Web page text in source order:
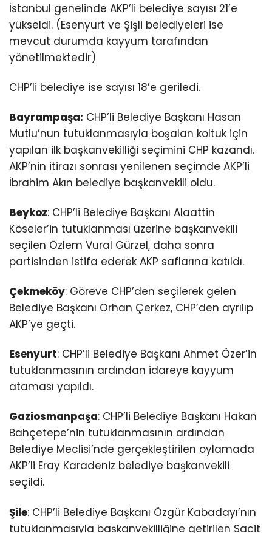
İstanbul genelinde AKP’li belediye sayısı 21’e
yükseldi. (Esenyurt ve Şişli belediyeleri ise
mevcut durumda kayyum tarafından
yönetilmektedir)
CHP’li belediye ise sayısı 18’e geriledi.
Bayrampaşa: CHP’li Belediye Başkanı Hasan
Mutlu’nun tutuklanmasıyla boşalan koltuk için
yapılan ilk başkanvekilliği seçimini CHP kazandı.
AKP’nin itirazı sonrası yenilenen seçimde AKP’li
İbrahim Akın belediye başkanvekili oldu.
Beykoz: CHP’li Belediye Başkanı Alaattin
Köseler’in tutuklanması üzerine başkanvekili
seçilen Özlem Vural Gürzel, daha sonra
partisinden istifa ederek AKP saflarına katıldı.
Çekmeköy: Göreve CHP’den seçilerek gelen
Belediye Başkanı Orhan Çerkez, CHP’den ayrılıp
AKP’ye geçti.
Esenyurt: CHP’li Belediye Başkanı Ahmet Özer’in
tutuklanmasının ardından idareye kayyum
ataması yapıldı.
Gaziosmanpaşa: CHP’li Belediye Başkanı Hakan
Bahçetepe’nin tutuklanmasının ardından
Belediye Meclisi’nde gerçekleştirilen oylamada
AKP’li Eray Karadeniz belediye başkanvekili
seçildi.
Şile: CHP’li Belediye Başkanı Özgür Kabadayı’nın
tutuklanmasıyla başkanvekilliğine getirilen Sacit